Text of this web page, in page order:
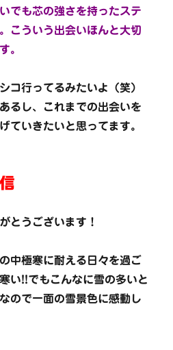
でも芯の強さを持ったステ
こういう出会いほんと大切
。
コ行ってるみたいよ（笑）
るし、これまでの出会いを
ていきたいと思ってます。
とうございます！
中極寒に耐える日々を過ご
い!!でもこんなに雪の多いと
ので一面の雪景色に感動し